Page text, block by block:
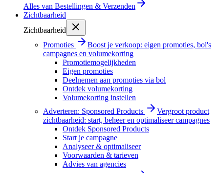
Alles van Bestellingen & Verzenden
Zichtbaarheid
Zichtbaarheid
Promoties
Boost je verkoop: eigen promoties, bol's
campagnes en volumekorting
Promotiemogelijkheden
Eigen promoties
Deelnemen aan promoties via bol
Ontdek volumekorting
Volumekorting instellen
Adverteren: Sponsored Products
Vergroot product
zichtbaarheid: start, beheer en optimaliseer campagnes
Ontdek Sponsored Products
Start je campagne
Analyseer & optimaliseer
Voorwaarden & tarieven
Advies van agencies